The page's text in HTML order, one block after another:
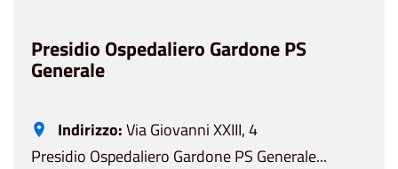
Presidio Ospedaliero Gardone PS
Generale
Indirizzo:Via Giovanni XXIII, 4
Presidio Ospedaliero Gardone PS Generale...